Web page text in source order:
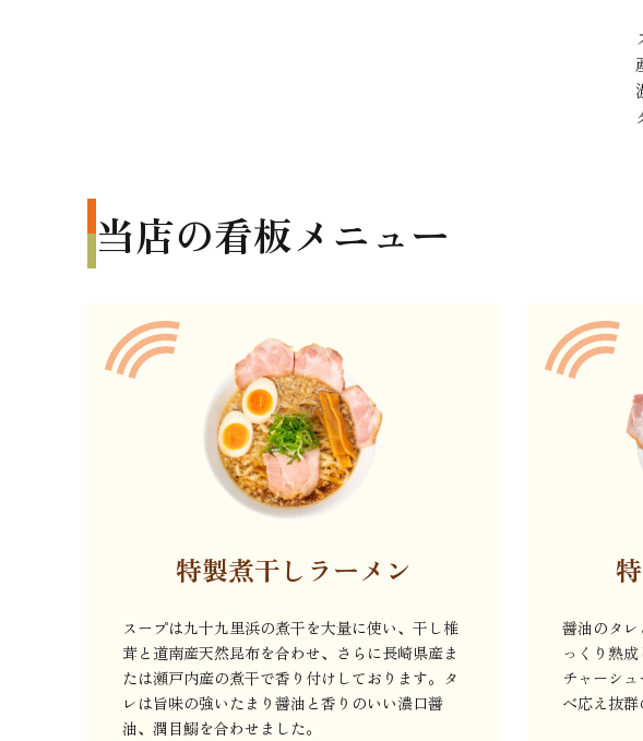
当店の看板メニュー
特製煮干しラーメン
スープは九十九里浜の煮干を大量に使い、干し椎
茸と道南産天然昆布を合わせ、さらに長崎県産ま
たは瀬戸内産の煮干で香り付けしております。タ
レは旨味の強いたまり醤油と香りのいい濃口醤
油、潤目鰯を合わせました。
醤油のタ
っくり熟
チャーシ
べ応え抜群